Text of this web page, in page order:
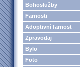
Bohoslužby
Farnosti
Adoptivní farnost
Zpravodaj
Bylo
Foto